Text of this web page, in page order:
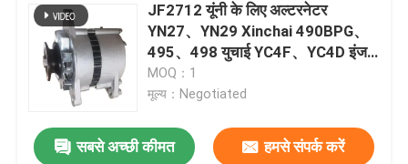
उत्पादों
वीडियो
हमारे बारे में
JF2712 यूंनी के लिए अल्टरनेटर
YN27、YN29 Xinchai 490BPG、
495、498 युचाई YC4F、YC4D इंजन
स्पेयर पार्ट
MOQ：1
मूल्य：Negotiated
सबसे अच्छी कीमत हमसे संपर्क करें